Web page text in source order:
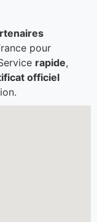
pour
rapide,
officiel